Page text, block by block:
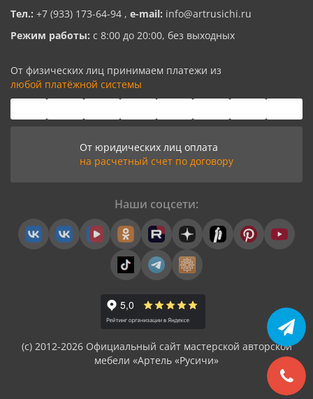
Тел.: +7 (933) 173-64-94 , e-mail: info@artrusichi.ru
Режим работы: с 8:00 до 20:00, без выходных
От физических лиц принимаем платежи из
любой платёжной системы
От юридических лиц оплата
на расчетный счет по договору
(с) 2012-2026 Официальный сайт мастерской авторской
мебели «Артель «Русичи»
Наши соцсети: